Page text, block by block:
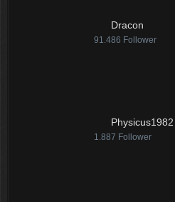
Dracon
91.486 Follower
Physicus1982
1.887 Follower